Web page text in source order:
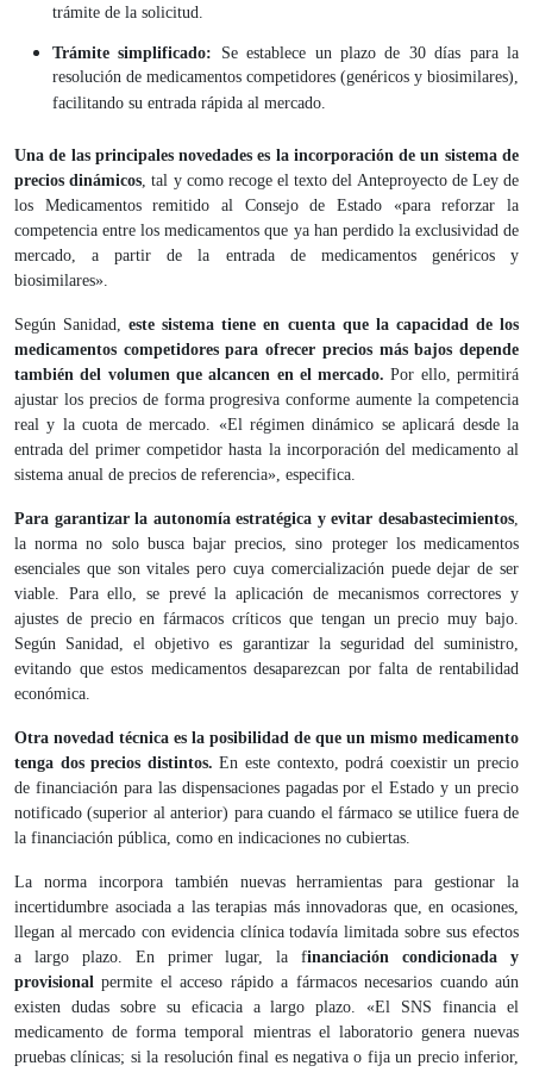
trámite de la solicitud.
Trámite simplificado: Se establece un plazo de 30 días para la
resolución de medicamentos competidores (genéricos y biosimilares),
facilitando su entrada rápida al mercado.
Una de las principales novedades es la incorporación de un sistema de
precios dinámicos, tal y como recoge el texto del Anteproyecto de Ley de
los Medicamentos remitido al Consejo de Estado «para reforzar la
competencia entre los medicamentos que ya han perdido la exclusividad de
mercado, a partir de la entrada de medicamentos genéricos y
biosimilares».
Según Sanidad,este sistema tiene en cuenta que la capacidad de los
medicamentos competidores para ofrecer precios más bajos depende
también del volumen que alcancen en el mercado. Por ello, permitirá
ajustar los precios de forma progresiva conforme aumente la competencia
real y la cuota de mercado. «El régimen dinámico se aplicará desde la
entrada del primer competidor hasta la incorporación del medicamento al
sistema anual de precios de referencia», especifica.
Para garantizar la autonomía estratégica y evitar desabastecimientos,
la norma no solo busca bajar precios, sino proteger los medicamentos
esenciales que son vitales pero cuya comercialización puede dejar de ser
viable. Para ello, se prevé la aplicación de mecanismos correctores y
ajustes de precio en fármacos críticos que tengan un precio muy bajo.
Según Sanidad, el objetivo es garantizar la seguridad del suministro,
evitando que estos medicamentos desaparezcan por falta de rentabilidad
económica.
Otra novedad técnica es la posibilidad de que un mismo medicamento
tenga dos precios distintos. En este contexto, podrá coexistir un precio
de financiación para las dispensaciones pagadas por el Estado y un precio
notificado (superior al anterior) para cuando el fármaco se utilice fuera de
la financiación pública, como en indicaciones no cubiertas.
La norma incorpora también nuevas herramientas para gestionar la
incertidumbre asociada a las terapias más innovadoras que, en ocasiones,
llegan al mercado con evidencia clínica todavía limitada sobre sus efectos
a largo plazo. En primer lugar, la financiación condicionada y
provisional permite el acceso rápido a fármacos necesarios cuando aún
existen dudas sobre su eficacia a largo plazo. «El SNS financia el
medicamento de forma temporal mientras el laboratorio genera nuevas
pruebas clínicas; si la resolución final es negativa o fija un precio inferior,